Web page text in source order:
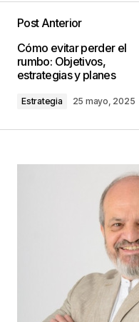
publicada. Los
marcados con
Comentario*
*
Guarda mi
este navegador
comente.
Post Anterior
Cómo evitar perder el
rumbo: Objetivos,
estrategias y planes
Estrategia 25 mayo, 2025